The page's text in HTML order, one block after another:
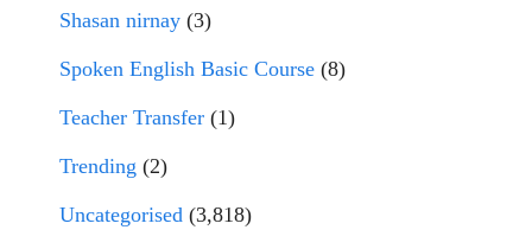
Shasan nirnay (3)
Spoken English Basic Course (8)
Teacher Transfer (1)
Trending (2)
Uncategorised (3,818)